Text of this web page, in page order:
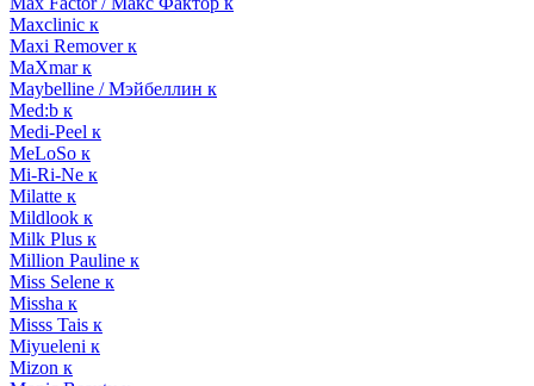
Maxclinic к
Maxi Remover к
MaXmar к
Maybelline / Мэйбеллин к
Med:b к
Medi-Peel к
MeLoSo к
Mi-Ri-Ne к
Milatte к
Mildlook к
Milk Plus к
Million Pauline к
Miss Selene к
Missha к
Misss Tais к
Miyueleni к
Mizon к